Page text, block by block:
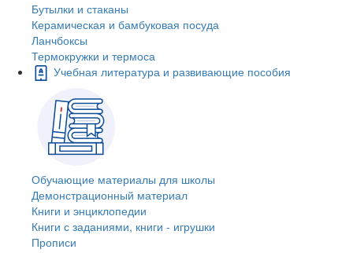
Бутылки и стаканы
Керамическая и бамбуковая посуда
Ланчбоксы
Термокружки и термоса
Учебная литература и развивающие пособия
Обучающие материалы для школы
Демонстрационный материал
Книги и энциклопедии
Книги с заданиями, книги - игрушки
Прописи